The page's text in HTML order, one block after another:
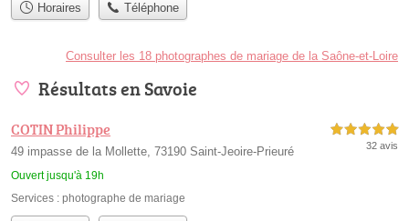
Horaires Téléphone
Consulter les 18 photographes de mariage de la Saône-et-Loire
Résultats en Savoie
COTIN Philippe
49 impasse de la Mollette, 73190 Saint-Jeoire-Prieuré
Ouvert jusqu'à 19h
5,0 étoiles sur 5
32 avis
Services : photographe de mariage